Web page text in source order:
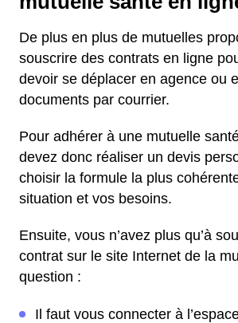
De plus en plus de mutuelles
souscrire des contrats en ligne
devoir se déplacer en agence ou
documents par courrier.
Pour adhérer à une mutuelle
devez donc réaliser un devis
choisir la formule la plus
situation et vos besoins.
Ensuite, vous n’avez plus qu’à
contrat sur le site Internet de la
question :
Il faut vous connecter à